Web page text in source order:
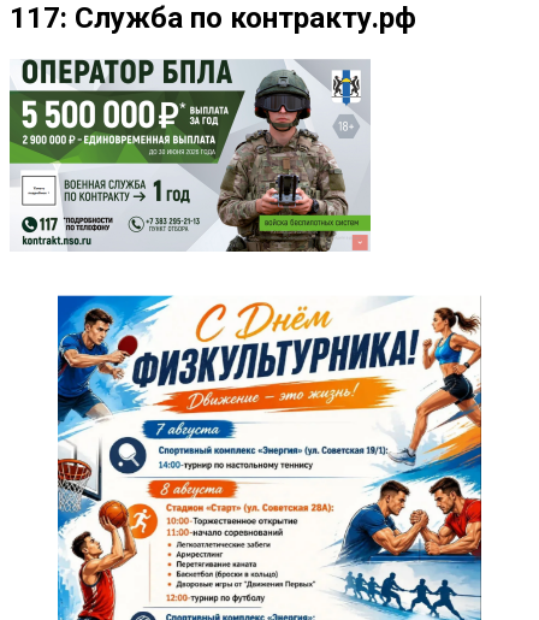
117: Служба по контракту.рф